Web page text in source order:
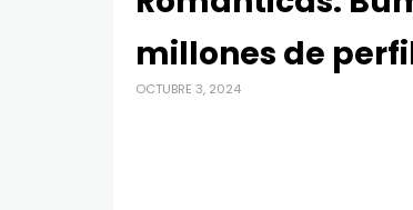
millones de
OCTUBRE 3, 2024